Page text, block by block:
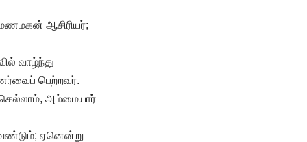
ஆசிரியர்;
வாழ்ந்து
பெற்றவர்.
அம்மையார்
ஏனென்று